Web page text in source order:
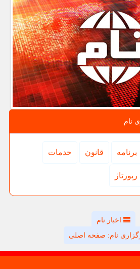
نام
برنامه قانون خدمات
رپورتاژ
اخبار نام
نام: صفحه اصلی